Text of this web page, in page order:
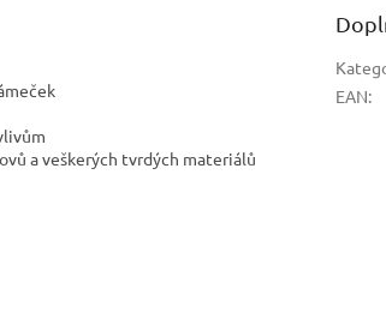
a veškerých tvrdých materiálů
EAN: